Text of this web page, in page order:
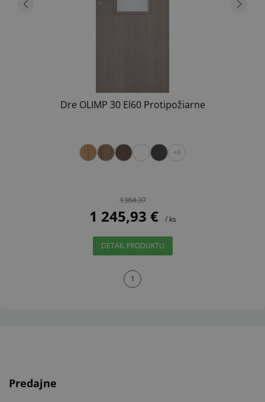
Dre OLIMP 30 El60 Protipožiarne
+8
1384.37
1 245,93 € / ks
DETAIL PRODUKTU
1
Predajne